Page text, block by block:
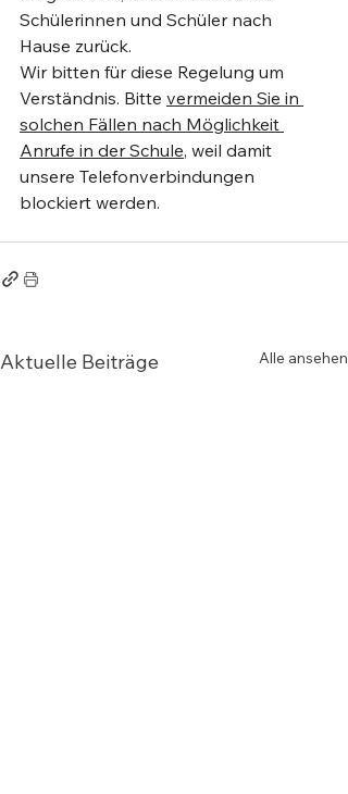
Schülerinnen und Schüler nach
Hause zurück.
Wir bitten für diese Regelung um
Verständnis. Bitte vermeiden Sie in
solchen Fällen nach Möglichkeit
Anrufe in der Schule, weil damit
unsere Telefonverbindungen
blockiert werden.
Aktuelle Beiträge Alle ansehen